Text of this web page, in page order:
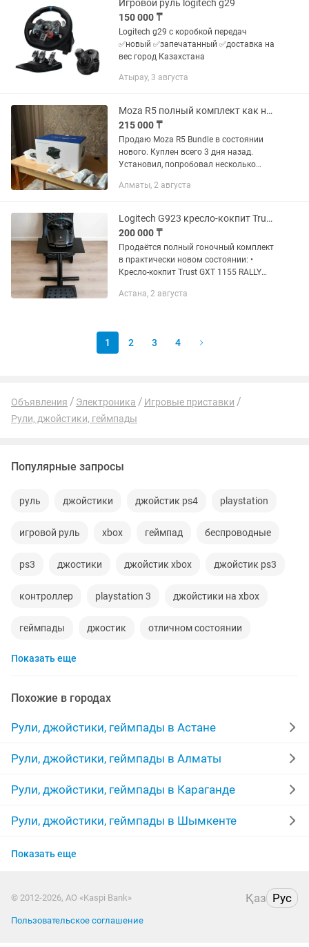
Игровой руль logitech g29
150 000 ₸
Logitech g29 с коробкой передач
✅новый ✅запечатанный ✅доставка на
вес город Казахстана
Атырау, 3 августа
Moza R5 полный комплект как новый
215 000 ₸
Продаю Moza R5 Bundle в состоянии
нового. Куплен всего 3 дня назад.
Установил, попробовал несколько
поэтому решил продать практически
Алматы, 2 августа
Logitech G923 кресло-кокпит Trust GXT 1155 RALLY - комплект
200 000 ₸
Продаётся полный гоночный комплект
в практически новом состоянии: •
Кресло-кокпит Trust GXT 1155 RALLY
руль Logitech G923 c TrueForce (PS5 /
Астана, 2 августа
1 2 3 4
Объявления Электроника
Игровые приставки
Рули, джойстики, геймпады
Популярные запросы
руль джойстики джойстик ps4 playstation
игровой руль xbox геймпад беспроводные
ps3 джостики джойстик xbox джойстик ps3
контроллер playstation 3 джойстики на xbox
геймпады джостик отличном состоянии
руль рули
pro ps 3 игровой контроллер игровая
sony ps джойстик ps5 игр ps 4 джойстик
ps 4 игры dualshock руль педали игры sony
gamepad компьютеров dualsense
Показать еще
Похожие в городах
Рули, джойстики, геймпады в Астане
Рули, джойстики, геймпады в Алматы
Рули, джойстики, геймпады в Караганде
Рули, джойстики, геймпады в Шымкенте
Рули, джойстики, геймпады в Усть-
Рули, джойстики, геймпады в Актобе
Рули, джойстики, геймпады в Актау
Показать еще
© 2012-2026, АО «Kaspi Bank» Қаз Рус
Пользовательское соглашение